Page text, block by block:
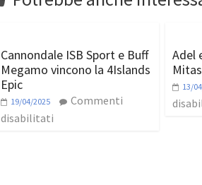
Cannondale ISB Sport e Buff
Megamo vincono la 4Islands
Epic
19/04/2025
Commenti
disabilitati
Adel
13/